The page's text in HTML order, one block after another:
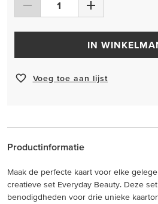
IN
Voeg toe aan lijst
Productinformatie
Maak de perfecte kaart voor elke
creatieve set Everyday Beauty. Deze
benodigdheden voor drie unieke